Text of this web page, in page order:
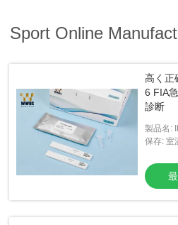
Sport Online
高く正
6 FIA
診断
製品名:
保存: 室